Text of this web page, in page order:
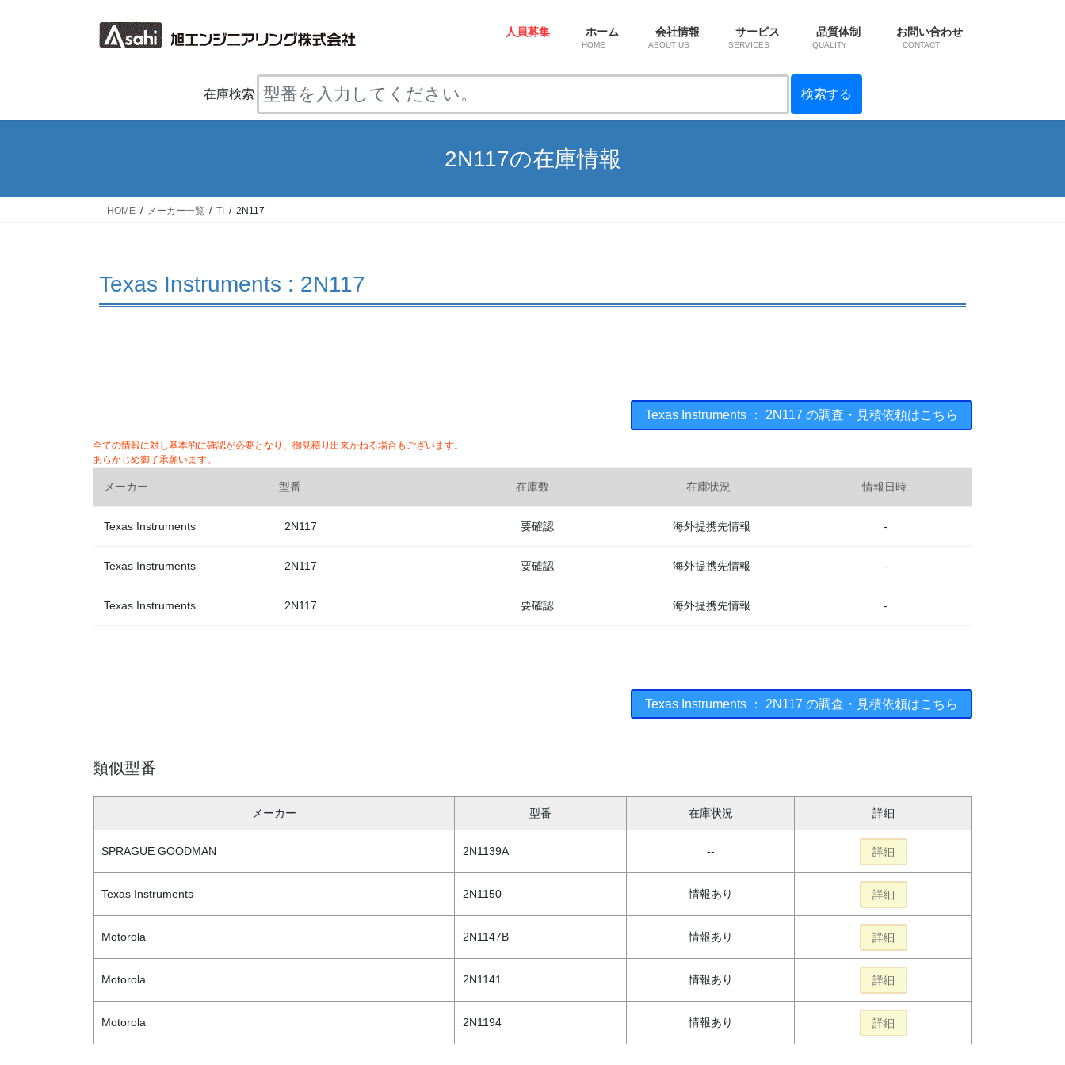
ス
ン
人員募集 ホーム
HOME
会社情報
ABOUT US
サービス
SERVICES
品質体制
QUALITY
お問い合わせ
CONTACT
在庫検索
2N117の在庫情報
HOME メーカー一覧 TI 2N117
Texas Instruments : 2N117
Texas Instruments ： 2N117 の調査・見積依頼はこちら
全ての情報に対し基本的に確認が必要となり、御見積り出来かねる場合もございます。
あらかじめ御了承願います。
メーカー 型番 在庫数 在庫状況 情報日時
Texas Instruments 2N117 要確認 海外提携先情報 -
Texas Instruments 2N117 要確認 海外提携先情報 -
Texas Instruments 2N117 要確認 海外提携先情報 -
Texas Instruments ： 2N117 の調査・見積依頼はこちら
類似型番
メーカー 型番 在庫状況 詳細
SPRAGUE GOODMAN 2N1139A -- 詳細
Texas Instruments 2N1150 情報あり 詳細
Motorola 2N1147B 情報あり 詳細
Motorola 2N1141 情報あり 詳細
Motorola 2N1194 情報あり 詳細